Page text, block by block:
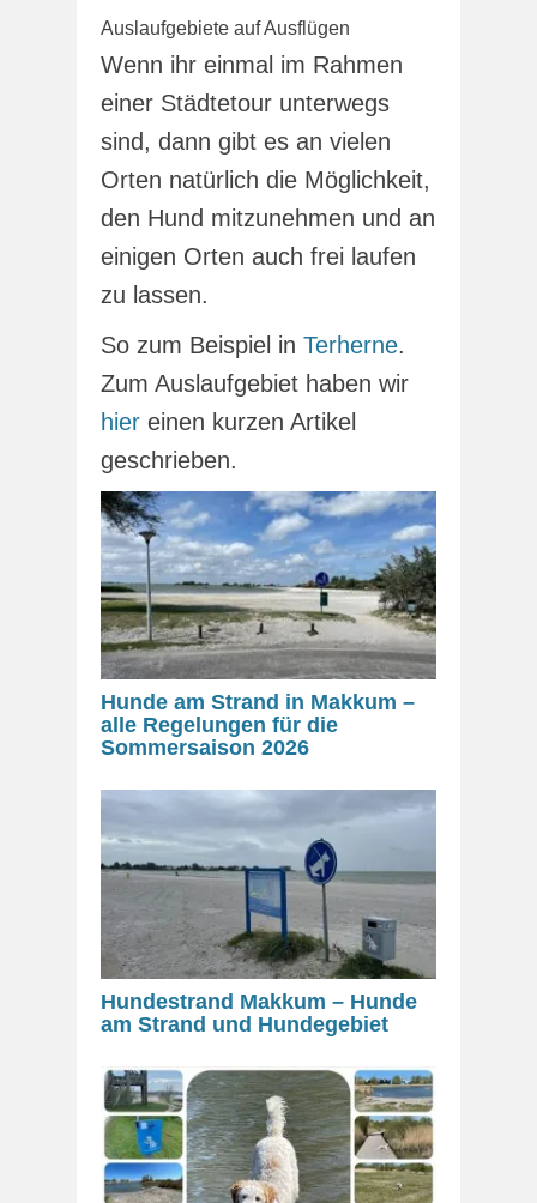
Auslaufgebiete auf Ausflügen
Wenn ihr einmal im Rahmen
einer Städtetour unterwegs
sind, dann gibt es an vielen
Orten natürlich die Möglichkeit,
den Hund mitzunehmen und an
einigen Orten auch frei laufen
zu lassen.
So zum Beispiel in Terherne.
Zum Auslaufgebiet haben wir
hier einen kurzen Artikel
geschrieben.
Hunde am Strand in Makkum –
alle Regelungen für die
Sommersaison 2026
Hundestrand Makkum – Hunde
am Strand und Hundegebiet